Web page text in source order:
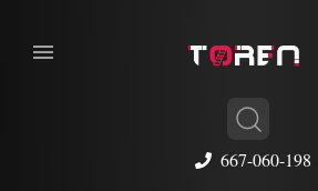
667-060-198
